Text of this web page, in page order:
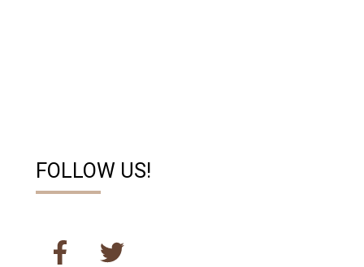
FOLLOW US!